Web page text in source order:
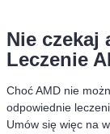
Nie czekaj
Leczenie
Choć AMD nie
odpowiednie
Umów się więc na